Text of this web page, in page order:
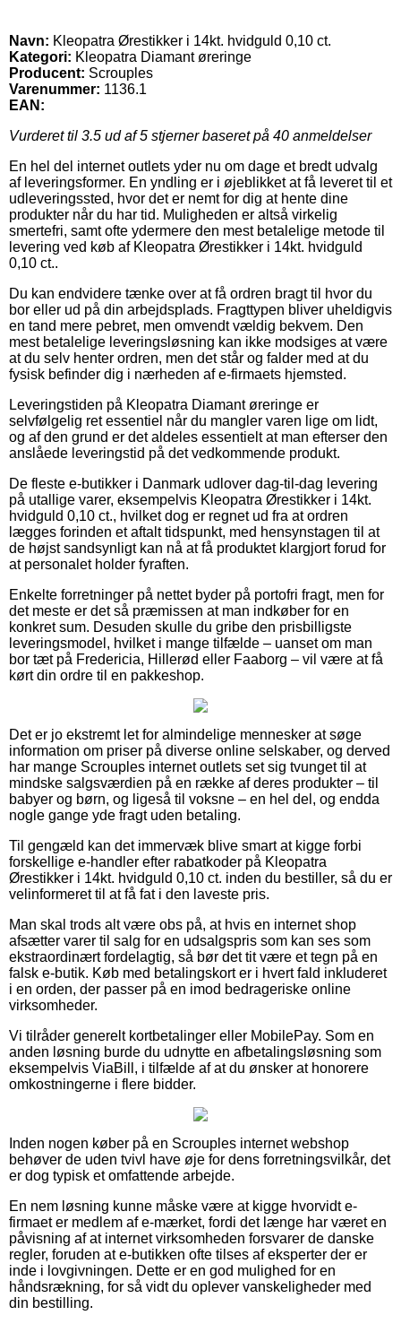
Navn: Kleopatra Ørestikker i 14kt. hvidguld 0,10 ct.
Kategori: Kleopatra Diamant øreringe
Producent: Scrouples
Varenummer: 1136.1
EAN:
Vurderet til 3.5 ud af 5 stjerner baseret på 40 anmeldelser
En hel del internet outlets yder nu om dage et bredt udvalg
af leveringsformer. En yndling er i øjeblikket at få leveret til et
udleveringssted, hvor det er nemt for dig at hente dine
produkter når du har tid. Muligheden er altså virkelig
smertefri, samt ofte ydermere den mest betalelige metode til
levering ved køb af Kleopatra Ørestikker i 14kt. hvidguld
0,10 ct..
Du kan endvidere tænke over at få ordren bragt til hvor du
bor eller ud på din arbejdsplads. Fragttypen bliver uheldigvis
en tand mere pebret, men omvendt vældig bekvem. Den
mest betalelige leveringsløsning kan ikke modsiges at være
at du selv henter ordren, men det står og falder med at du
fysisk befinder dig i nærheden af e-firmaets hjemsted.
Leveringstiden på Kleopatra Diamant øreringe er
selvfølgelig ret essentiel når du mangler varen lige om lidt,
og af den grund er det aldeles essentielt at man efterser den
anslåede leveringstid på det vedkommende produkt.
De fleste e-butikker i Danmark udlover dag-til-dag levering
på utallige varer, eksempelvis Kleopatra Ørestikker i 14kt.
hvidguld 0,10 ct., hvilket dog er regnet ud fra at ordren
lægges forinden et aftalt tidspunkt, med hensynstagen til at
de højst sandsynligt kan nå at få produktet klargjort forud for
at personalet holder fyraften.
Enkelte forretninger på nettet byder på portofri fragt, men for
det meste er det så præmissen at man indkøber for en
konkret sum. Desuden skulle du gribe den prisbilligste
leveringsmodel, hvilket i mange tilfælde – uanset om man
bor tæt på Fredericia, Hillerød eller Faaborg – vil være at få
kørt din ordre til en pakkeshop.
Det er jo ekstremt let for almindelige mennesker at søge
information om priser på diverse online selskaber, og derved
har mange Scrouples internet outlets set sig tvunget til at
mindske salgsværdien på en række af deres produkter – til
babyer og børn, og ligeså til voksne – en hel del, og endda
nogle gange yde fragt uden betaling.
Til gengæld kan det immervæk blive smart at kigge forbi
forskellige e-handler efter rabatkoder på Kleopatra
Ørestikker i 14kt. hvidguld 0,10 ct. inden du bestiller, så du er
velinformeret til at få fat i den laveste pris.
Man skal trods alt være obs på, at hvis en internet shop
afsætter varer til salg for en udsalgspris som kan ses som
ekstraordinært fordelagtig, så bør det tit være et tegn på en
falsk e-butik. Køb med betalingskort er i hvert fald inkluderet
i en orden, der passer på en imod bedrageriske online
virksomheder.
Vi tilråder generelt kortbetalinger eller MobilePay. Som en
anden løsning burde du udnytte en afbetalingsløsning som
eksempelvis ViaBill, i tilfælde af at du ønsker at honorere
omkostningerne i flere bidder.
Inden nogen køber på en Scrouples internet webshop
behøver de uden tvivl have øje for dens forretningsvilkår, det
er dog typisk et omfattende arbejde.
En nem løsning kunne måske være at kigge hvorvidt e-
firmaet er medlem af e-mærket, fordi det længe har været en
påvisning af at internet virksomheden forsvarer de danske
regler, foruden at e-butikken ofte tilses af eksperter der er
inde i lovgivningen. Dette er en god mulighed for en
håndsrækning, for så vidt du oplever vanskeligheder med
din bestilling.